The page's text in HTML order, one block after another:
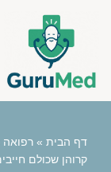
content
דף הבית » רפואה
קרוהן שכולם